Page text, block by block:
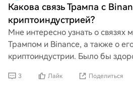
Какова связь Трампа с
криптоиндустрией?
Мне интересно узнать о
Трампом и Binance, а также о
криптоиндустрии. Было бы
криптовалюты и какую р
3 Лайк Поделиться